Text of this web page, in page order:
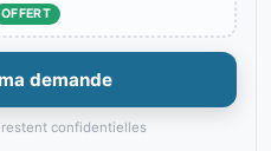
OFFERT
demande
confidentielles